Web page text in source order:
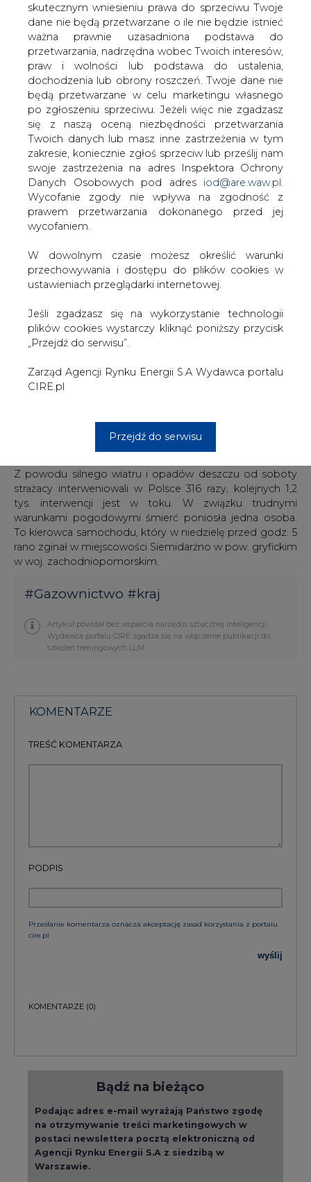
skutecznym wniesieniu prawa do sprzeciwu Twoje
dane nie będą przetwarzane o ile nie będzie istnieć
ważna prawnie uzasadniona podstawa do
przetwarzania, nadrzędna wobec Twoich interesów,
praw i wolności lub podstawa do ustalenia,
dochodzenia lub obrony roszczeń. Twoje dane nie
będą przetwarzane w celu marketingu własnego
po zgłoszeniu sprzeciwu. Jeżeli więc nie zgadzasz
się z naszą oceną niezbędności przetwarzania
Twoich danych lub masz inne zastrzeżenia w tym
zakresie, koniecznie zgłoś sprzeciw lub prześlij nam
swoje zastrzeżenia na adres Inspektora Ochrony
Danych Osobowych pod adres iod@are.waw.pl
Wycofanie zgody nie wpływa na zgodność z
prawem przetwarzania dokonanego przed jej
wycofaniem.
W dowolnym czasie możesz określić warunki
przechowywania i dostępu do plików cookies w
ustawieniach przeglądarki internetowej.
Jeśli zgadzasz się na wykorzystanie technologii
plików cookies wystarczy kliknąć poniższy przycisk
„Przejdź do serwisu”.
Zarząd Agencji Rynku Energii S.A Wydawca portalu
CIRE.pl
Przejdź do serwisu
Wichura uszkodziła rurociąg służący do
opomiarowania zbiornika w terminalu
LNG w Świnoujściu
(Zachodniopomorskie) - poinformował w
niedzielę Gaz-System. Specjaliści
przywracają obecnie sprawność
instalacji.
"Nad ranem w niedzielę na terminalu LNG z powodu
bardzo silnych wiatrów doszło do uszkodzenia suwnicy
na dachu jednego ze zbiorników, która z kolei uszkodziła
poinformował w niedzielę w komunikacie rzecznik
prasowy Gaz-Systemu Tomasz Pietrasieński. Jak podał, w
wyniku tego "doszło do niewielkiego uwolnienia się gazu
Sytuację cały czas monitorują służby eksploatacyjne
terminalu LNG - zapewnił Pietrasieński. Instalacja została
pożarna, powiadomiono także Wojewódzkie Centrum
Zarządzania Kryzysowego w Szczecinie oraz Urząd
Rzecznik podał także, że trwają prace mające na celu
przywrócenie sprawności instalacji.
Z powodu silnego wiatru i opadów deszczu od soboty
strażacy interweniowali w Polsce 316 razy, kolejnych 1,2
tys. interwencji jest w toku. W związku trudnymi
warunkami pogodowymi śmierć poniosła jedna osoba.
To kierowca samochodu, który w niedzielę przed godz. 5
rano zginał w miejscowości Siemidarżno w pow. gryfickim
w woj. zachodniopomorskim.
#Gazownictwo #kraj
Artykuł powstał bez wsparcia narzędzi sztucznej inteligencji.
Wydawca portalu CIRE zgadza się na włączenie publikacji do
szkoleń treningowych LLM.
KOMENTARZE
TREŚĆ KOMENTARZA
PODPIS
Przesłanie komentarza oznacza akceptację zasad korzystania z portalu
cire.pl
wyślij
KOMENTARZE (0)
Bądź na bieżąco
Podając adres e-mail wyrażają Państwo zgodę
na otrzymywanie treści marketingowych w
postaci newslettera pocztą elektroniczną od
Agencji Rynku Energii S.A z siedzibą w
Warszawie.